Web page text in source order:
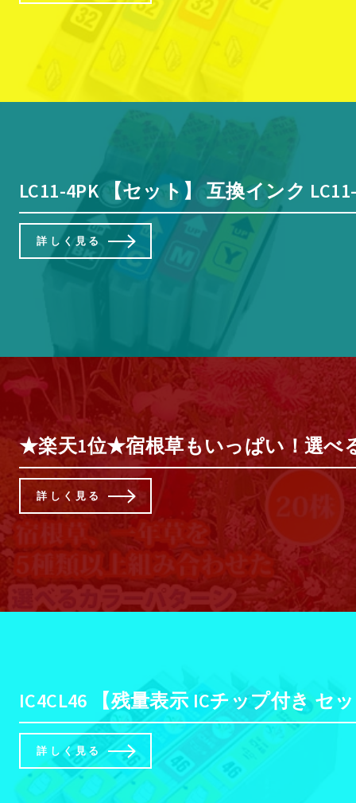
LC11-4PK 【セット】 互換インク
詳しく見る
★楽天1位★宿根草もいっぱい！選べ
詳しく見る
IC4CL46 【残量表示 ICチップ付き セッ
詳しく見る